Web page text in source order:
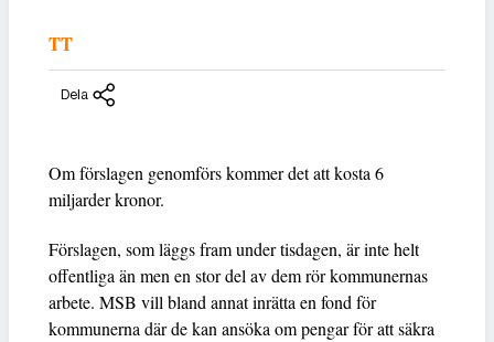
TT
Dela
Om förslagen genomförs kommer det att kosta 6
miljarder kronor.
Förslagen, som läggs fram under tisdagen, är inte helt
offentliga än men en stor del av dem rör kommunernas
arbete. MSB vill bland annat inrätta en fond för
kommunerna där de kan ansöka om pengar för att säkra